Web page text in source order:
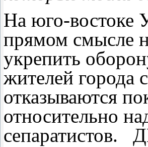
На юго-востоке
прямом смысле
укрепить
жителей города
отказываются
относительно